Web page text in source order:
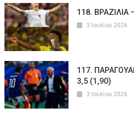
118. ΒΡΑΖΙΛΙΑ
3 Ιουλίου 2026
117.
3,5 (1,90)
3 Ιουλίου 2026